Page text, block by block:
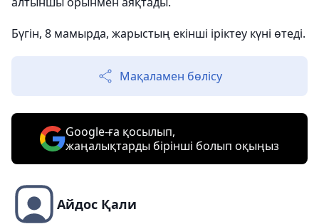
Бүгін, 8 мамырда, жарыстың екінші іріктеу күні өтеді.
Мақаламен бөлісу
Google-ға қосылып,
жаңалықтарды бірінші болып оқыңыз
Айдос Қали